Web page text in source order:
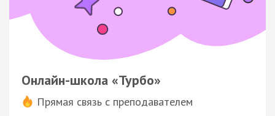
Онлайн-школа «Турбо»
Прямая связь с преподавателем